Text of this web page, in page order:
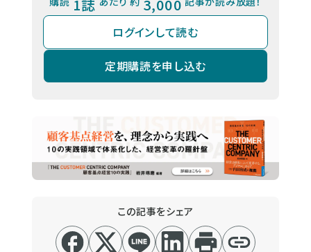
1誌 3,000
ログインして読む
定期購読を申し込む
この記事をシェア